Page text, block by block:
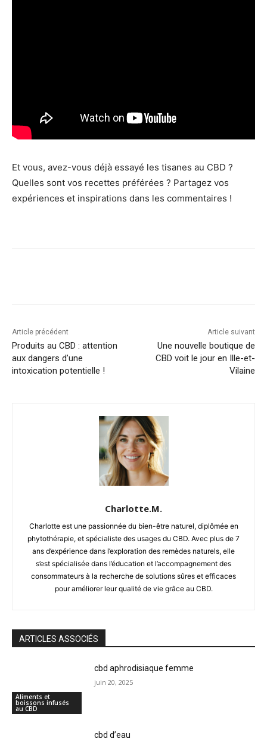
Et vous, avez-vous déjà essayé les tisanes au CBD ?
Quelles sont vos recettes préférées ? Partagez vos
expériences et inspirations dans les commentaires !
Article précédent
Produits au CBD : attention
aux dangers d’une
intoxication potentielle !
Article suivant
Une nouvelle boutique de
CBD voit le jour en Ille-et-
Vilaine
Charlotte.M.
Charlotte est une passionnée du bien-être naturel, diplômée en
phytothérapie, et spécialiste des usages du CBD. Avec plus de 7
ans d’expérience dans l’exploration des remèdes naturels, elle
s’est spécialisée dans l’éducation et l’accompagnement des
consommateurs à la recherche de solutions sûres et efficaces
pour améliorer leur qualité de vie grâce au CBD.
ARTICLES ASSOCIÉS
Aliments et
boissons infusés
au CBD
cbd aphrodisiaque femme
juin 20, 2025
cbd d’eau